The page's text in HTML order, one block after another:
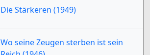
Die Stärkeren (1949)
Wo seine Zeugen sterben ist sein